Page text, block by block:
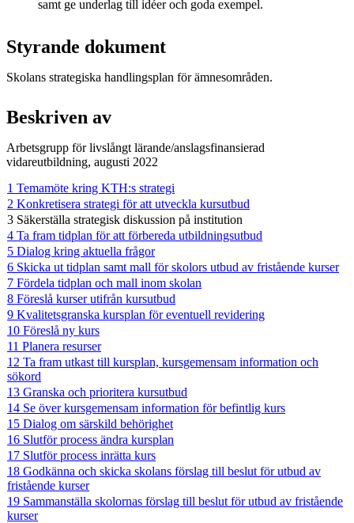
samt ge underlag till idéer och goda exempel.
Styrande dokument
Skolans strategiska handlingsplan för ämnesområden.
Beskriven av
Arbetsgrupp för livslångt lärande/anslagsfinansierad
vidareutbildning, augusti 2022
1 Temamöte kring KTH:s strategi
2 Konkretisera strategi för att utveckla kursutbud
3 Säkerställa strategisk diskussion på institution
4 Ta fram tidplan för att förbereda utbildningsutbud
5 Dialog kring aktuella frågor
6 Skicka ut tidplan samt mall för skolors utbud av fristående kurser
7 Fördela tidplan och mall inom skolan
8 Föreslå kurser utifrån kursutbud
9 Kvalitetsgranska kursplan för eventuell revidering
10 Föreslå ny kurs
11 Planera resurser
12 Ta fram utkast till kursplan, kursgemensam information och
sökord
13 Granska och prioritera kursutbud
14 Se över kursgemensam information för befintlig kurs
15 Dialog om särskild behörighet
16 Slutför process ändra kursplan
17 Slutför process inrätta kurs
18 Godkänna och skicka skolans förslag till beslut för utbud av
fristående kurser
19 Sammanställa skolornas förslag till beslut för utbud av fristående
kurser